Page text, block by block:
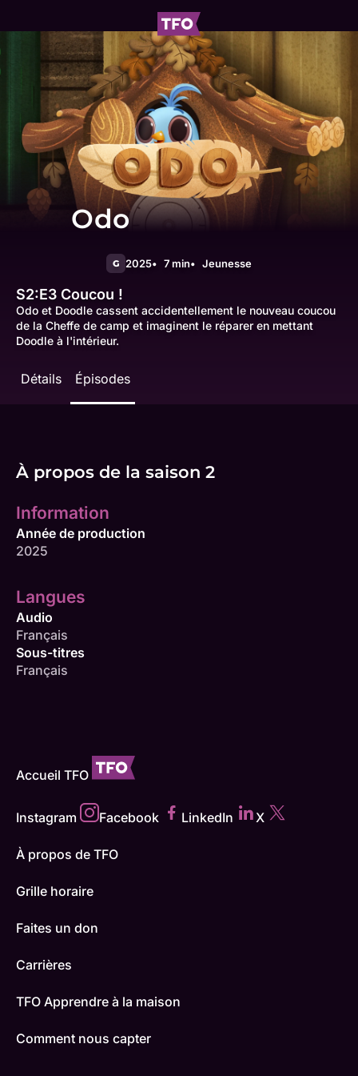
Odo
G 2025 7 min Jeunesse
S2:E3 Coucou !
Odo et Doodle cassent accidentellement le nouveau coucou
de la Cheffe de camp et imaginent le réparer en mettant
Doodle à l'intérieur.
Détails Épisodes
À propos de la saison 2
Information
Année de production
2025
Langues
Audio
Français
Sous-titres
Français
Accueil TFO
Instagram Facebook LinkedIn X
À propos de TFO
Grille horaire
Faites un don
Carrières
TFO Apprendre à la maison
Comment nous capter